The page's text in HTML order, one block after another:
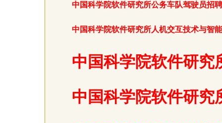
中国科学院软件研究所公务车队驾驶员招
中国科学院软件研究所人机交互技术与智
中国科学院软件研
中国科学院软件研究